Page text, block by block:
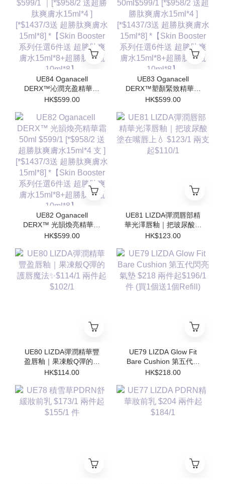
UE84 Oganacell
DERX™沁潤充盈精華霜
$599/1 ｜[*$958/2 送超
[*$1437/3送 超勝肽爽膚
水15ml*8] *【Skin
Booster 系列任選6件送
超勝肽爽膚水15ml*8+超
勝肽安瓶10ml*8】
HK$599.00
UE83 Oganacell
DERX™塑顏緊致精華霜
50ml$599/1 [*$958/2 送
[*$1437/3送 超勝肽爽膚
水15ml*8] *【Skin
Booster 系列任選6件送
超勝肽爽膚水15ml*8+超
勝肽安瓶10ml*8】
HK$599.00
UE82 Oganacell
DERX™ 光韻煥亮精華霜
50ml $599/1 [*$958/2 送
[*$1437/3送 超勝肽爽膚
水15ml*8] *【Skin
Booster 系列任選6件送
超勝肽爽膚水15ml*8+超
勝肽安瓶10ml*8】
HK$599.00
UE81 LIZDA彈潤唇部精
華光澤唇釉｜把玻尿酸塗
在嘴唇上💧 $123/1 兩支
HK$123.00
UE80 LIZDA彈潤精華豐
盈唇釉｜果凍般Q彈的護
唇魔法✨$114/1 兩件起
HK$114.00
UE79 LIZDA Glow Fit
Bare Cushion 第五代閃
亮氣墊 $218 兩件起
Refill)
HK$218.00